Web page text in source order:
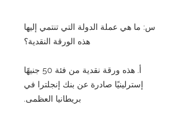
س: ما هي عملة الدولة التي تنتمي إليها
هذه الورقة النقدية؟
أ. هذه ورقة نقدية من فئة 50 جنيهًا
إسترلينيًا صادرة عن بنك إنجلترا في
بريطانيا العظمى.